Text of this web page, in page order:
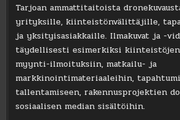
Tarjoan ammattitaitoista
yrityksille, kiinteistönvälittäjille,
ja yksityisasiakkaille. Ilmakuvat ja -
täydellisesti esimerkiksi
myynti-ilmoituksiin, matkailu- ja
markkinointimateriaaleihin,
tallentamiseen, rakennusprojektien
sosiaalisen median sisältöihin.